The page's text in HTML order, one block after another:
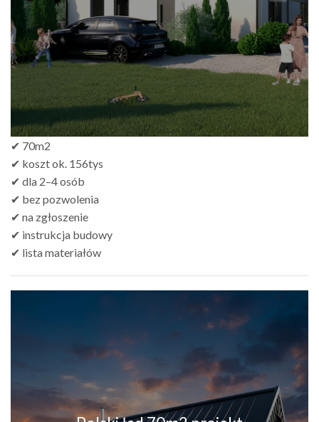
✔ 70m2
✔ koszt ok. 156tys
✔ dla 2–4 osób
✔ bez pozwolenia
✔ na zgłoszenie
✔ instrukcja budowy
✔ lista materiałów